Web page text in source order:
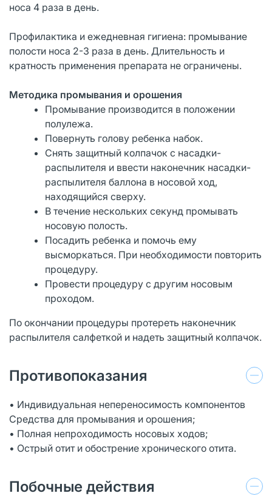
носа 4 раза в день.
Профилактика и ежедневная гигиена: промывание
полости носа 2-3 раза в день. Длительность и
кратность применения препарата не ограничены.
Методика промывания и орошения
Промывание производится в положении
полулежа.
Повернуть голову ребенка набок.
Снять защитный колпачок с насадки-
распылителя и ввести наконечник насадки-
распылителя баллона в носовой ход,
находящийся сверху.
В течение нескольких секунд промывать
носовую полость.
Посадить ребенка и помочь ему
высморкаться. При необходимости повторить
процедуру.
Провести процедуру с другим носовым
проходом.
По окончании процедуры протереть наконечник
распылителя салфеткой и надеть защитный колпачок.
Противопоказания
• Индивидуальная непереносимость компонентов
Средства для промывания и орошения;
• Полная непроходимость носовых ходов;
• Острый отит и обострение хронического отита.
Побочные действия